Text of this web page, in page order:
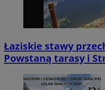
Łaziskie stawy
Powstaną tarasy i